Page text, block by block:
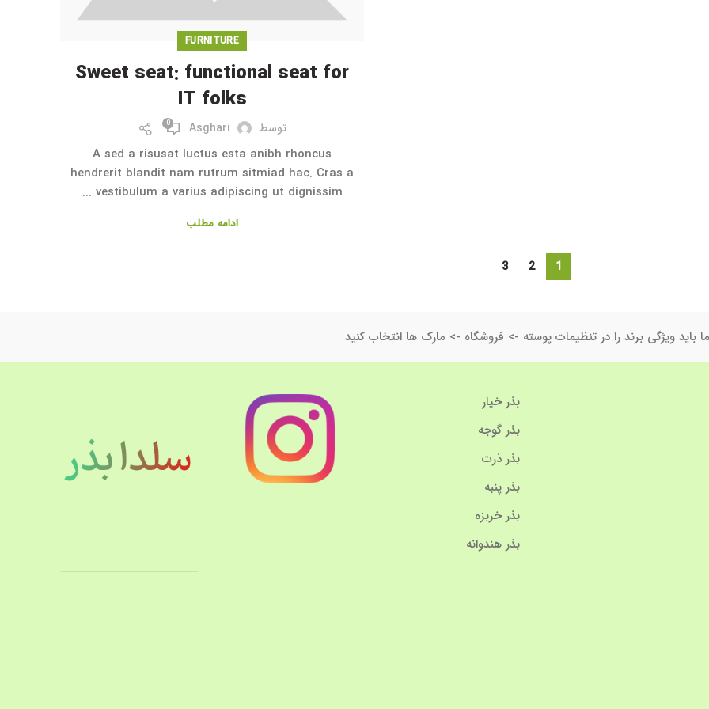
FURNITURE
Sweet seat: functional seat for
IT folks
توسط Asghari
0
A sed a risusat luctus esta anibh rhoncus
hendrerit blandit nam rutrum sitmiad hac. Cras a
vestibulum a varius adipiscing ut dignissim ...
ادامه مطلب
1
2
3
باید ویژگی برند را در تنظیمات پوسته -> فروشگاه -> مارک ها انتخاب کنید
بذر خیار
بذر گوجه
بذر ذرت
بذر پنبه
بذر خربزه
بذر هندوانه